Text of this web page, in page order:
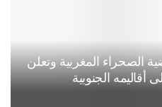
الصحراء المغربية وتعلن
الجنوبية